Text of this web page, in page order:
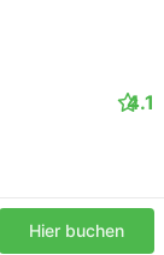
4.1
Hier buchen